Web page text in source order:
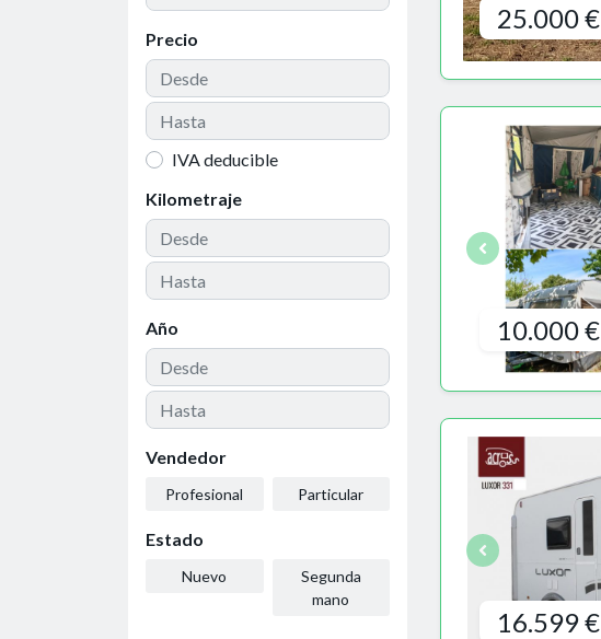
Precio
IVA deducible
Kilometraje
Año
Vendedor
Profesional Particular
Estado
Nuevo
Segunda
mano
25.000 €
10.000 €
16.599 €